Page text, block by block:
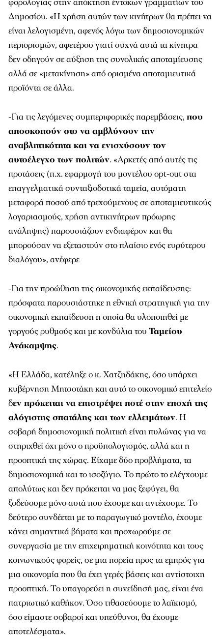
Δημοσίου. «Η χρήση αυτών των κινήτρων θα πρέπει να
είναι λελογισμένη, αφενός λόγω των δημοσιονομικών
περιορισμών, αφετέρου γιατί συχνά αυτά τα κίνητρα
δεν οδηγούν σε αύξηση της συνολικής αποταμίευσης
αλλά σε «μετακίνηση» από ορισμένα αποταμιευτικά
προϊόντα σε άλλα.
-Για τις λεγόμενες συμπεριφορικές παρεμβάσεις, που
αποσκοπούν στο να αμβλύνουν την
αναβλητικότητα και να ενισχύσουν τον
αυτοέλεγχο των πολιτών. «Αρκετές από αυτές τις
προτάσεις (π.χ. εφαρμογή του μοντέλου opt-out στα
επαγγελματικά συνταξιοδοτικά ταμεία, αυτόματη
μεταφορά ποσού από τρεχούμενους σε αποταμιευτικούς
λογαριασμούς, χρήση αντικινήτρων πρόωρης
ανάληψης) παρουσιάζουν ενδιαφέρον και θα
μπορούσαν να εξεταστούν στο πλαίσιο ενός ευρύτερου
διαλόγου», ανέφερε
-Για την προώθηση της οικονομικής εκπαίδευσης:
πρόσφατα παρουσιάστηκε η εθνική στρατηγική για την
οικονομική εκπαίδευση η οποία θα υλοποιηθεί με
γοργούς ρυθμούς και με κονδύλια του Ταμείου
Ανάκαμψης.
«Η Ελλάδα, κατέληξε ο κ. Χατζηδάκης, όσο υπάρχει
κυβέρνηση Μητσοτάκη και αυτό το οικονομικό επιτελείο
δεν πρόκειται να επιστρέψει ποτέ στην εποχή της
αλόγιστης σπατάλης και των ελλειμάτων. Η
σοβαρή δημοσιονομική πολιτική είναι πυλώνας για να
στηριχθεί όχι μόνο ο προϋπολογισμός, αλλά και η
προοπτική της χώρας. Είχαμε δύο προβλήματα, τα
δημοσιονομικά και το ισοζύγιο. Το πρώτο το ελέγχουμε
απολύτως και δεν πρόκειται να μας ξεφύγει, θα
ξοδεύουμε μόνο αυτά που έχουμε και αντέχουμε. Το
δεύτερο συνδέεται με το παραγωγικό μοντέλο, έχουμε
κάνει σημαντικά βήματα και προχωρούμε σε
συνεργασία με την επιχειρηματική κοινότητα και τους
κοινωνικούς φορείς, σε μια πορεία προς τα εμπρός για
μια οικονομία που θα έχει γερές βάσεις και αντίστοιχη
προοπτική. Το υπαγορεύει η συνείδησή μας, είναι ένα
πατριωτικό καθήκον. Όσο τιθασεύουμε το λαϊκισμό,
όσο είμαστε σοβαροί και υπεύθυνοι, θα έχουμε
αποτελέσματα».